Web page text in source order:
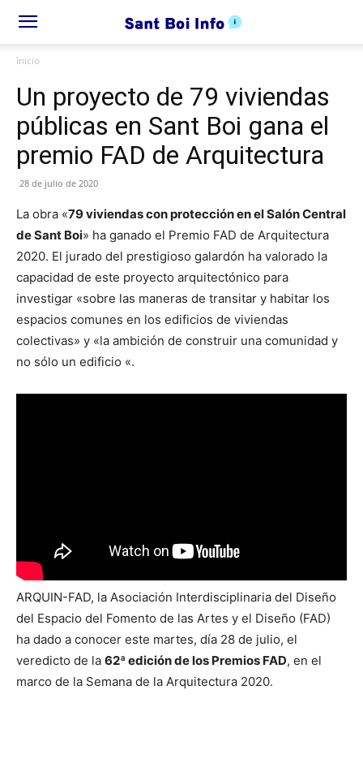
Inicio
Un proyecto de 79 viviendas
públicas en Sant Boi gana el
premio FAD de Arquitectura
28 de julio de 2020
La obra «79 viviendas con protección en el Salón Central
de Sant Boi» ha ganado el Premio FAD de Arquitectura
2020. El jurado del prestigioso galardón ha valorado la
capacidad de este proyecto arquitectónico para
investigar «sobre las maneras de transitar y habitar los
espacios comunes en los edificios de viviendas
colectivas» y «la ambición de construir una comunidad y
no sólo un edificio «.
ARQUIN-FAD, la Asociación Interdisciplinaria del Diseño
del Espacio del Fomento de las Artes y el Diseño (FAD)
ha dado a conocer este martes, día 28 de julio, el
veredicto de la 62ª edición de los Premios FAD, en el
marco de la Semana de la Arquitectura 2020.